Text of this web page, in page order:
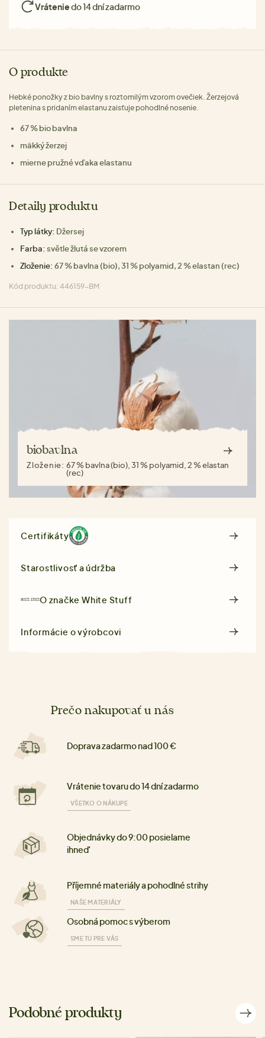
Vráteniedo 14 dní zadarmo
O produkte
Hebké ponožky z bio bavlny s roztomilým vzorom ovečiek. Žerzejová
pletenina s pridaním elastanu zaisťuje pohodlné nosenie.
67 % bio bavlna
mäkký žerzej
mierne pružné vďaka elastanu
Detaily produktu
Typ látky: Džersej
Farba: světle žlutá se vzorem
Zloženie: 67 % bavlna (bio), 31 % polyamid, 2 % elastan (rec)
Kód produktu: 446159-BM
biobavlna
Zloženie: 67 % bavlna (bio), 31 % polyamid, 2 % elastan
(rec)
Certifikáty
Starostlivosť a údržba
O značkeWhite Stuff
Informácie o výrobcovi
Prečo nakupovať u nás
Doprava zadarmo nad 100 €
Vrátenie tovaru do 14 dní zadarmo
VŠETKO O NÁKUPE
Objednávky do 9:00 posielame
ihneď
Příjemné materiály a pohodlné strihy
NAŠE MATERIÁLY
Osobná pomoc s výberom
SME TU PRE VÁS
Podobné produkty